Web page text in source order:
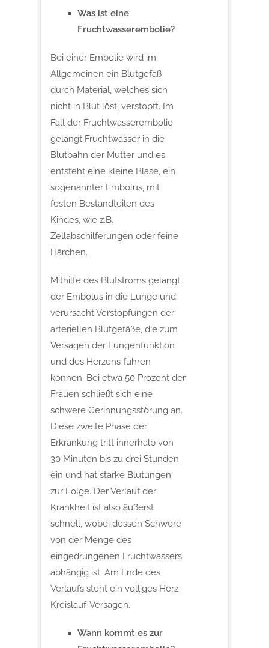
Was ist eine
Fruchtwasserembolie?
Bei einer Embolie wird im
Allgemeinen ein Blutgefäß
durch Material, welches sich
nicht in Blut löst, verstopft. Im
Fall der Fruchtwasserembolie
gelangt Fruchtwasser in die
Blutbahn der Mutter und es
entsteht eine kleine Blase, ein
sogenannter Embolus, mit
festen Bestandteilen des
Kindes, wie z.B.
Zellabschilferungen oder feine
Härchen.
Mithilfe des Blutstroms gelangt
der Embolus in die Lunge und
verursachtVerstopfungen der
arteriellen Blutgefäße, die zum
Versagen der Lungenfunktion
und des Herzens führen
können. Bei etwa 50 Prozent der
Frauen schließt sich eine
schwere Gerinnungsstörung an.
Diese zweite Phase der
Erkrankung tritt innerhalb von
30 Minuten bis zu drei Stunden
ein und hat starke Blutungen
zur Folge. Der Verlauf der
Krankheit ist also äußerst
schnell, wobei dessen Schwere
von der Menge des
eingedrungenen Fruchtwassers
abhängig ist. Am Ende des
Verlaufs steht ein völliges Herz-
Kreislauf-Versagen.
Wann kommt es zur